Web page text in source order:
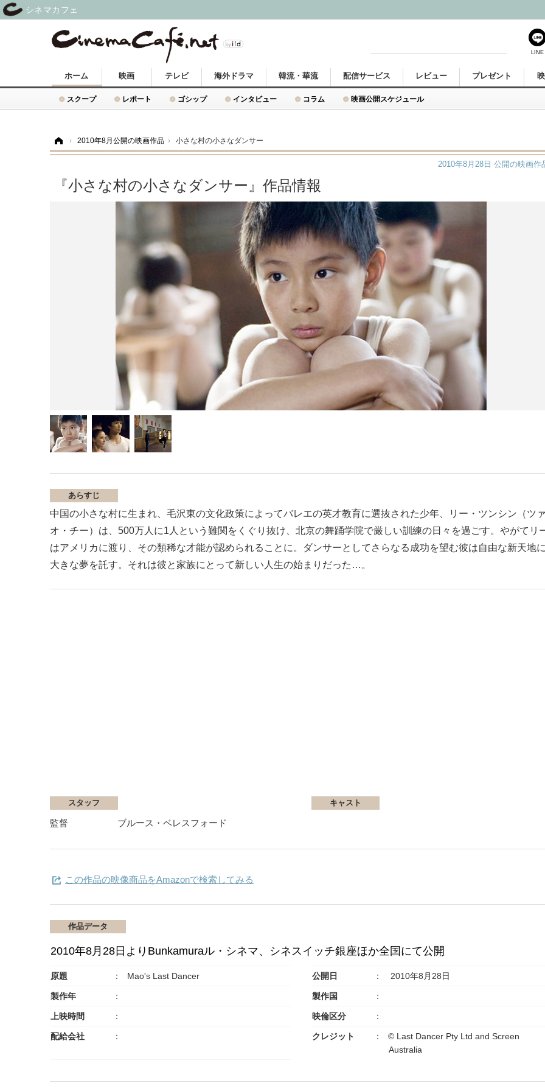
ホーム
スクープ レポート ゴシップ インタビュー コラム 映画公開スケジュール
映画 テレビ 海外ドラマ 韓流・華流 配信サービス レビュー プレゼント
› 2010年8月公開の映画作品 › 小さな村の小さなダンサー
『小さな村の小さなダンサー』作品情報
2010年8月28日 公開の映画作
あらすじ
中国の小さな村に生まれ、毛沢東の文化政策によってバレエの英才教育に選抜された少年、リー・ツンシン（ツァ
オ・チー）は、500万人に1人という難関をくぐり抜け、北京の舞踊学院で厳しい訓練の日々を過ごす。やがてリ
はアメリカに渡り、その類稀な才能が認められることに。ダンサーとしてさらなる成功を望む彼は自由な新天地に
大きな夢を託す。それは彼と家族にとって新しい人生の始まりだった…。
スタッフ
監督 ブルース・ベレスフォード
キャスト
この作品の映像商品をAmazonで検索してみる
作品データ
2010年8月28日よりBunkamuraル・シネマ、シネスイッチ銀座ほか全国にて公開
原題 Mao's Last Dancer 公開日 2010年8月28日
製作年 製作国
上映時間 映倫区分
配給会社 クレジット
© Last Dancer Pty Ltd and Screen
Australia
LINE
シネマカフェ